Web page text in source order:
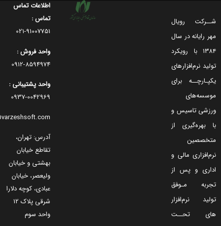
رویال
در سال
۱۳۸۴ با رویکرد
نرم‌افزارهای
برای
تاسیس و
از
مالی و
و پس از
مـوفق
نرم‌افزار
تحــت
اطلاعات تماس
تماس :
91007751-021
واحد فروش :
8594974-0912
واحد پشتیبانی :
0042969-0937
info@varzeshsoft.com
آدرس: تهران،
تقاطع خیابان
بهشتی و خیابان
ولیعصر، خیابان
عبادی، کوچه دلارا
شرقی پلاک 12
واحد سوم